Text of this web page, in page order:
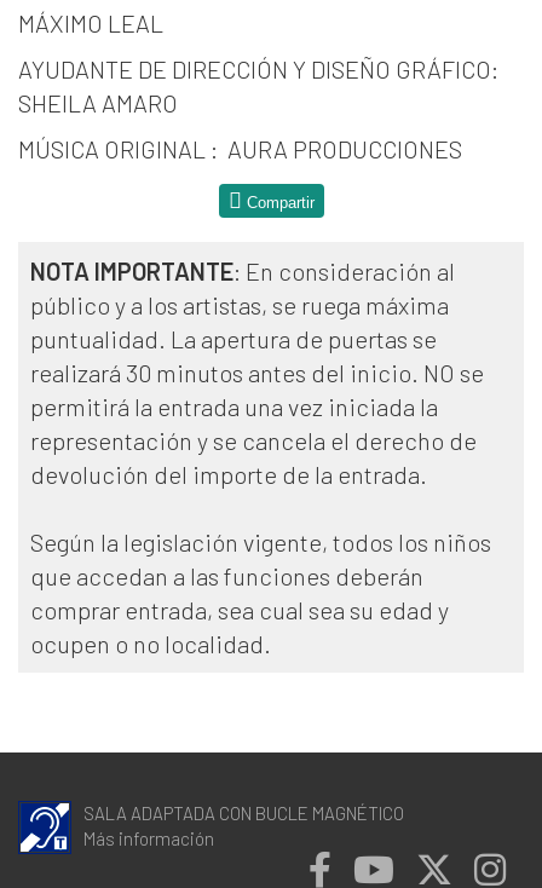
MÁXIMO LEAL
AYUDANTE DE DIRECCIÓN Y DISEÑO GRÁFICO:
SHEILA AMARO
MÚSICA ORIGINAL : AURA PRODUCCIONES
Compartir
NOTA IMPORTANTE: En consideración al
público y a los artistas, se ruega máxima
puntualidad. La apertura de puertas se
realizará 30 minutos antes del inicio. NO se
permitirá la entrada una vez iniciada la
representación y se cancela el derecho de
devolución del importe de la entrada.
Según la legislación vigente, todos los niños
que accedan a las funciones deberán
comprar entrada, sea cual sea su edad y
ocupen o no localidad.
SALA ADAPTADA CON BUCLE MAGNÉTICO
Más información